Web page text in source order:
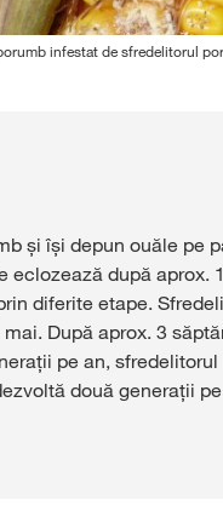
infestat de sfredelitorul
și își depun ouăle pe
după aprox.
diferite etape.
După aprox. 3
pe an,
două generații